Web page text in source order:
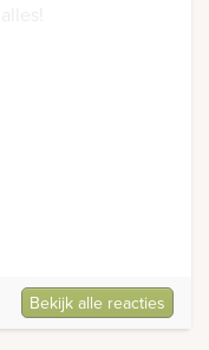
Bekijk alle reacties